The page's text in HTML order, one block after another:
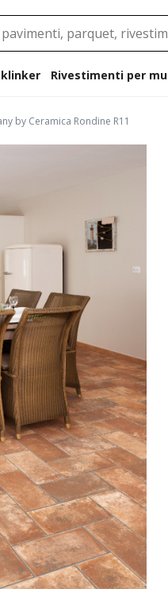
Rivestimenti per
by Ceramica Rondine R11